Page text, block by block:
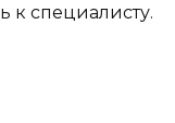
к специалисту.